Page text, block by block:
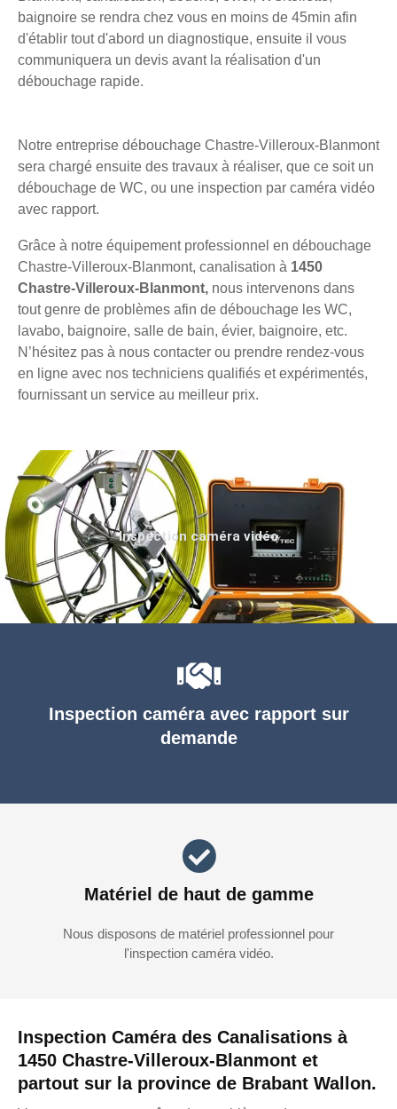
baignoire se rendra chez vous en moins de 45min afin
d'établir tout d'abord un diagnostique, ensuite il vous
communiquera un devis avant la réalisation d'un
débouchage rapide.
Notre entreprise débouchage Chastre-Villeroux-Blanmont
sera chargé ensuite des travaux à réaliser, que ce soit un
débouchage de WC, ou une inspection par caméra vidéo
avec rapport.
Grâce à notre équipement professionnel en débouchage
Chastre-Villeroux-Blanmont, canalisation à 1450
Chastre-Villeroux-Blanmont, nous intervenons dans
tout genre de problèmes afin de débouchage les WC,
lavabo, baignoire, salle de bain, évier, baignoire, etc.
N’hésitez pas à nous contacter ou prendre rendez-vous
en ligne avec nos techniciens qualifiés et expérimentés,
fournissant un service au meilleur prix.
Inspection Caméra des Canalisations à
1450 Chastre-Villeroux-Blanmont et
partout sur la province de Brabant Wallon.
Inspection caméra avec rapport sur
demande
Matériel de haut de gamme
Nous disposons de matériel professionnel pour
l'inspection caméra vidéo.
Inspection caméra vidéo